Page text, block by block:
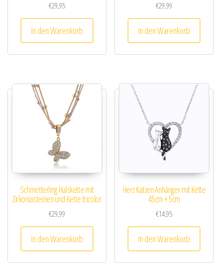
€29,95
In den Warenkorb
€29,99
In den Warenkorb
Schmetterling Halskette mit
Zirkoniasteinen und Kette tricolor
€29,99
In den Warenkorb
Herz Katzen Anhänger mit Kette
45cm + 5cm
€14,95
In den Warenkorb